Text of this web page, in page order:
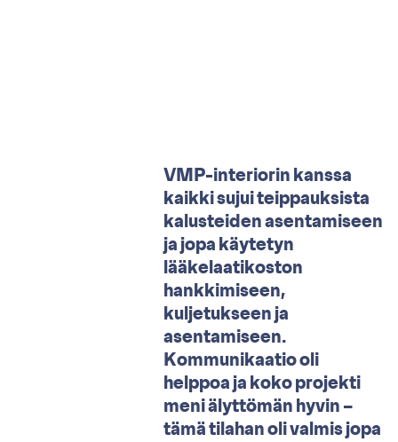
VMP-interiorin kanssa
kaikki sujui teippauksista
kalusteiden asentamiseen
ja jopa käytetyn
lääkelaatikoston
hankkimiseen,
kuljetukseen ja
asentamiseen.
Kommunikaatio oli
helppoa ja koko projekti
meni älyttömän hyvin –
tämä tilahan oli valmis jopa